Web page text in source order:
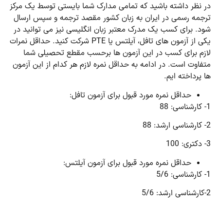
در نظر داشته باشید که تمامی مدارک شما بایستی توسط یک مرکز
ترجمه رسمی در ایران به زبان کشور مقصد ترجمه و سپس ارسال
شود. برای کسب یک مدرک معتبر زبان انگلیسی نیز می توانید در
یکی از آزمون های تافل، آیلتس یا PTE شرکت کنید. حداقل نمرات
لازم برای کسب در این آزمون ها برحسب مقطع تحصیلی شما
متفاوت است. در ادامه به حداقل نمره لازم هر کدام از این آزمون
ها پرداخته ایم.
حداقل نمره مورد قبول برای آزمون تافل:
1- کارشناسی: 88
2- کارشناسی ارشد: 88
3- دکتری: 100
حداقل نمره مورد قبول برای آزمون آیلتس:
1- کارشناسی: 5/6
2-کارشناسی ارشد: 5/6